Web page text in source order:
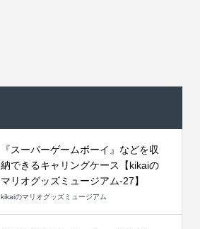
『スーパーゲームボーイ』などを収
納できるキャリングケース【kikaiの
マリオグッズミュージアム-27】
kikaiのマリオグッズミュージアム